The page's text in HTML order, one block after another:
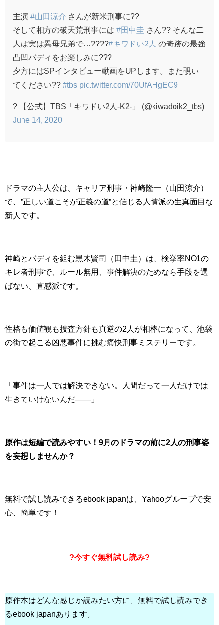
主演 #山田涼介 さんが新米刑事に??
そして相方の破天荒刑事には #田中圭 さん?? そんな二
人は実は異母兄弟で…????#キワドい2人 の奇跡の最強
凸凹バディをお楽しみに???
夕方にはSPインタビュー動画をUPします。また覗い
てください?? #tbs pic.twitter.com/70UfAHgEC9
? 【公式】TBS「キワドい2人-K2-」 (@kiwadoik2_tbs)
June 14, 2020
ドラマの主人公は、キャリア刑事・神崎隆一（山田涼介）
で、”正しい道こそが正義の道”と信じる人情派の生真面目な
新人です。
神崎とバディを組む黒木賢司（田中圭）は、検挙率NO1の
キレ者刑事で、ルール無用、事件解決のためなら手段を選
ばない、直感派です。
性格も価値観も捜査方針も真逆の2人が相棒になって、池袋
の街で起こる凶悪事件に挑む痛快刑事ミステリーです。
「事件は一人では解決できない。人間だって一人だけでは
生きていけないんだ――」
原作は短編で読みやすい！9月のドラマの前に2人の刑事姿
を妄想しませんか？
無料で試し読みできるebook japanは、Yahooグループで安
心、簡単です！
?今すぐ無料試し読み?
原作本はどんな感じか読みたい方に、無料で試し読みでき
るebook japanあります。